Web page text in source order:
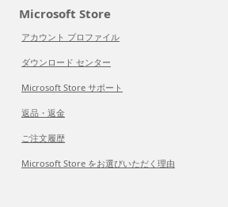
Microsoft Store
アカウント プロファイル
ダウンロード センター
Microsoft Store サポート
返品・返金
ご注文履歴
Microsoft Store をお選びいただく理由